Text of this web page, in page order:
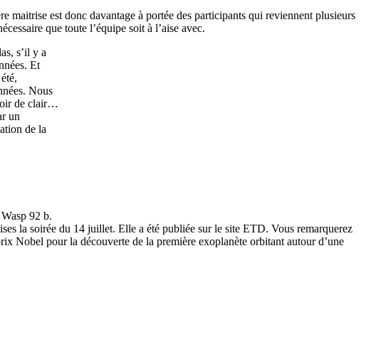
maitrise est donc davantage à portée des participants qui reviennent plusieurs
que toute l’équipe soit à l’aise avec.
s’il y a
Et
Nous
de clair…
un
de la
92 b.
la soirée du 14 juillet. Elle a été publiée sur le site ETD. Vous remarquerez
Nobel pour la découverte de la première exoplanète orbitant autour d’une